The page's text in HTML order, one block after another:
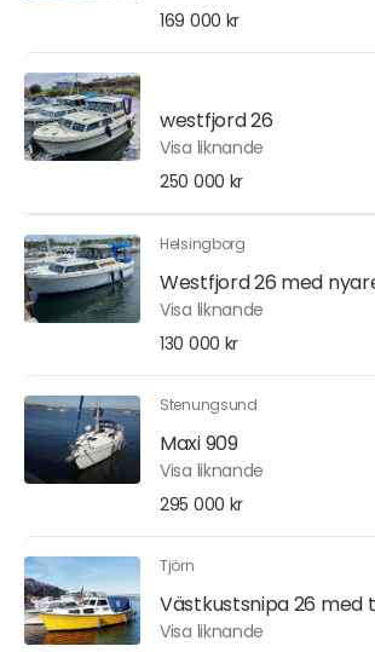
169 000 kr
westfjord 26
Visa liknande
250 000 kr
Helsingborg
Westfjord 26 med
Visa liknande
130 000 kr
Stenungsund
Maxi 909
Visa liknande
295 000 kr
Tjörn
Västkustsnipa 26 med
Visa liknande